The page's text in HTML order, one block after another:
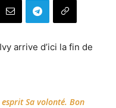
arrive d’ici la fin de
Sa volonté. Bon